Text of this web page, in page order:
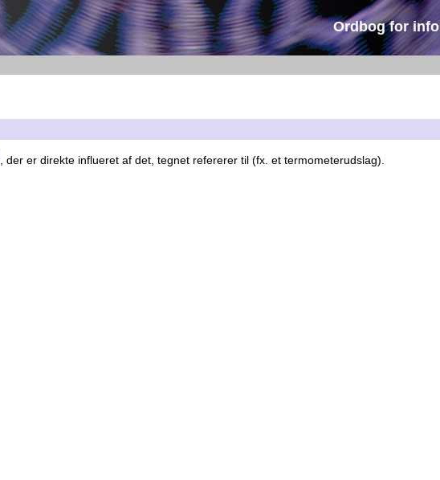
Ordbog for
, der er direkte influeret af det, tegnet refererer til (fx. et termometerudslag).